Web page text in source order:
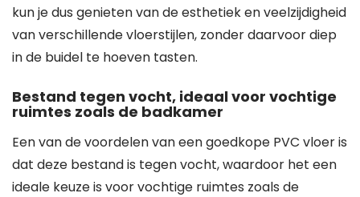
kun je dus genieten van de esthetiek en veelzijdigheid
van verschillende vloerstijlen, zonder daarvoor diep
in de buidel te hoeven tasten.
Bestand tegen vocht, ideaal voor vochtige
ruimtes zoals de badkamer
Een van de voordelen van een goedkope PVC vloer is
dat deze bestand is tegen vocht, waardoor het een
ideale keuze is voor vochtige ruimtes zoals de